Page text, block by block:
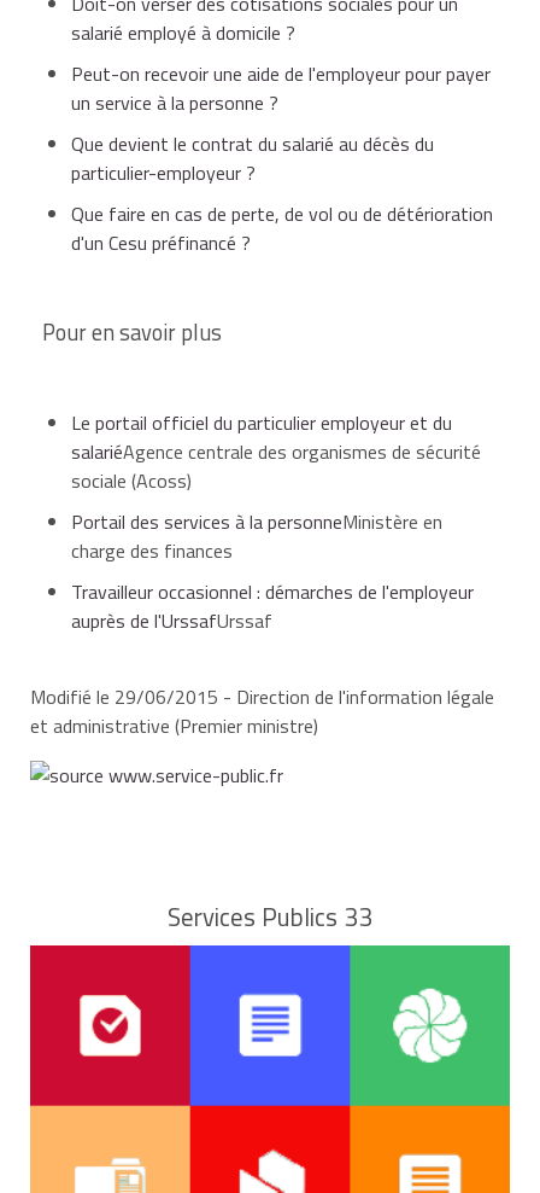
salarié employé à domicile ?
Peut-on recevoir une aide de l'employeur pour payer
un service à la personne ?
Que devient le contrat du salarié au décès du
particulier-employeur ?
Que faire en cas de perte, de vol ou de détérioration
d'un Cesu préfinancé ?
Pour en savoir plus
Le portail officiel du particulier employeur et du
salariéAgence centrale des organismes de sécurité
sociale (Acoss)
Portail des services à la personneMinistère en
charge des finances
Travailleur occasionnel : démarches de l'employeur
auprès de l'UrssafUrssaf
Modifié le 29/06/2015 - Direction de l'information légale
et administrative (Premier ministre)
Services Publics 33